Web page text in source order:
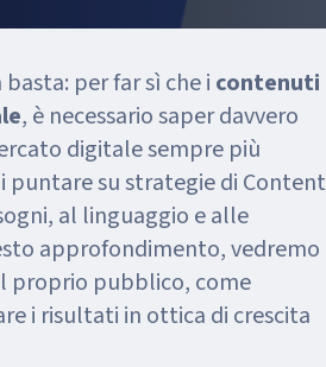
per far sì che i contenuti
, è necessario saper davvero
digitale sempre più
su strategie di Content
al linguaggio e alle
approfondimento, vedremo
proprio pubblico, come
i risultati in ottica di crescita